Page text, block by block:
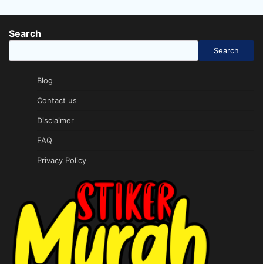
Search
Search
Blog
Contact us
Disclaimer
FAQ
Privacy Policy